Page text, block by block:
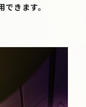
きます。